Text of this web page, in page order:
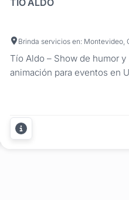
Tío Aldo – Show de humor y
animación para eventos en
Aldo para eventos, ideal para
despedidas, casamientos,
cumpleaños y eventos